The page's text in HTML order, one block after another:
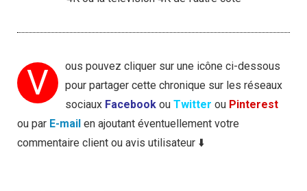
V
ous pouvez cliquer sur une icône ci-dessous
pour partager cette chronique sur les réseaux
sociaux Facebook ou Twitter ou Pinterest
ou par E-mail en ajoutant éventuellement votre
commentaire client ou avis utilisateur ⬇️